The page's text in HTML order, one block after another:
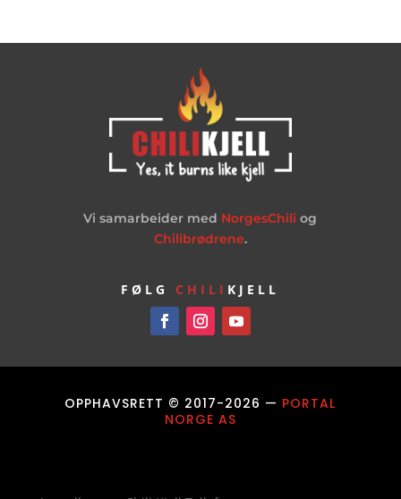
Vi samarbeider med NorgesChili og
Chilibrødrene.
FØLG CHILI KJELL
OPPHAVSRETT © 2017-2026 — PORTAL
NORGE AS